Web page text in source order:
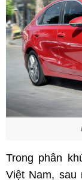
Trong phân
Việt Nam, sau